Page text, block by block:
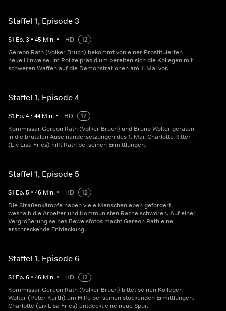
Staffel 1, Episode 3
S1 Ep.3 • 45 Min. • HD
12
Gereon Rath (Volker Bruch) bekommt von einer Prostituierten
neue Hinweise. Im Polizeipräsidium bereiten sich die Kollegen mit
schweren Waffen auf die Demonstrationen am 1. Mai vor.
Staffel 1, Episode 4
S1 Ep.4 • 44 Min. • HD
12
Kommissar Gereon Rath (Volker Bruch) und Bruno Wolter geraten
in die brutalen Auseinandersetzungen des 1. Mai. Charlotte Ritter
(Liv Lisa Fries) hilft Rath bei seinen Ermittlungen.
Staffel 1, Episode 5
S1 Ep.5 • 46 Min. • HD
12
Die Straßenkämpfe haben viele Menschenleben gefordert,
weshalb die Arbeiter und Kommunisten Rache schwören. Auf einer
Vergrößerung seines Beweisfotos macht Gereon Rath eine
erschreckende Entdeckung.
Staffel 1, Episode 6
S1 Ep.6 • 46 Min. • HD
12
Kommissar Gereon Rath (Volker Bruch) bittet seinen Kollegen
Wolter (Peter Kurth) um Hilfe bei seinen stockenden Ermittlungen.
Charlotte (Liv Lisa Fries) entdeckt eine neue Spur.